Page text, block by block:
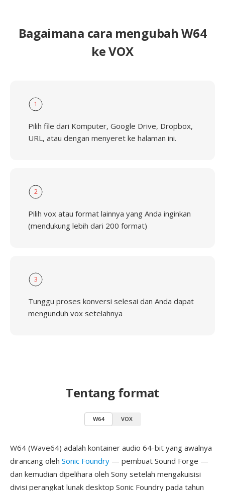
Bagaimana cara mengubah W64
ke VOX
1
Pilih file dari Komputer, Google Drive, Dropbox,
URL, atau dengan menyeret ke halaman ini.
2
Pilih vox atau format lainnya yang Anda inginkan
(mendukung lebih dari 200 format)
3
Tunggu proses konversi selesai dan Anda dapat
mengunduh vox setelahnya
Tentang format
W64 VOX
W64 (Wave64) adalah kontainer audio 64-bit yang awalnya
dirancang oleh Sonic Foundry — pembuat Sound Forge —
dan kemudian dipelihara oleh Sony setelah mengakuisisi
divisi perangkat lunak desktop Sonic Foundry pada tahun